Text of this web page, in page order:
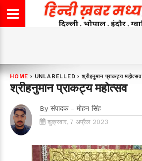
HOME › UNLABELLED ›श्रीहनुमान प्राकट्य महोत्सव
श्रीहनुमान प्राकट्य महोत्सव
By संपादक - मोहन सिंह
शुक्रवार, 7 अप्रैल 2023